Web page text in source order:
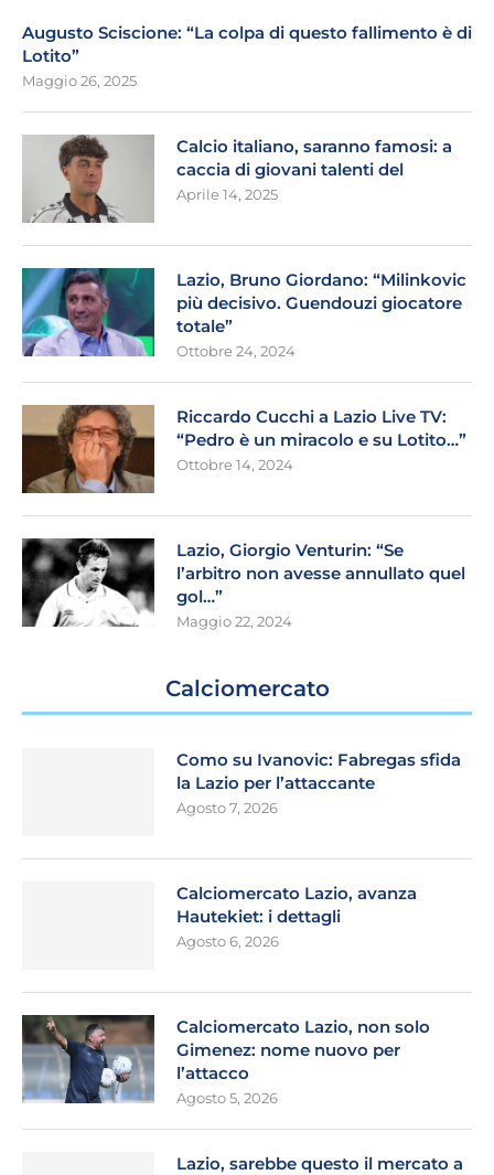
Augusto Sciscione: “La colpa di questo fallimento è di
Lotito”
Maggio 26, 2025
Calcio italiano, saranno famosi: a
caccia di giovani talenti del
Aprile 14, 2025
Lazio, Bruno Giordano: “Milinkovic
più decisivo. Guendouzi giocatore
totale”
Ottobre 24, 2024
Riccardo Cucchi a Lazio Live TV:
“Pedro è un miracolo e su Lotito…”
Ottobre 14, 2024
Lazio, Giorgio Venturin: “Se
l’arbitro non avesse annullato quel
gol…”
Maggio 22, 2024
Calciomercato
Como su Ivanovic: Fabregas sfida
la Lazio per l’attaccante
Agosto 7, 2026
Calciomercato Lazio, avanza
Hautekiet: i dettagli
Agosto 6, 2026
Calciomercato Lazio, non solo
Gimenez: nome nuovo per
l’attacco
Agosto 5, 2026
Lazio, sarebbe questo il mercato a